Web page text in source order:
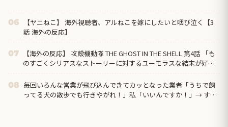
06
【ヤニねこ】 海外視聴者、アルねこを嫁にしたいと咽び泣く【3
話 海外の反応】
07
【海外の反応】 攻殻機動隊 THE GHOST IN THE SHELL 第4話 「も
のすごくシリアスなストーリーに対するユーモラスな結末が好
08 毎回いろんな営業が飛び込んできてカッとなった業者「うちで飼
ってる犬の散歩でも行きやがれ！」私「いいんですか！」→ する